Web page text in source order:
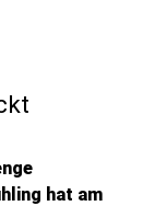
hat am